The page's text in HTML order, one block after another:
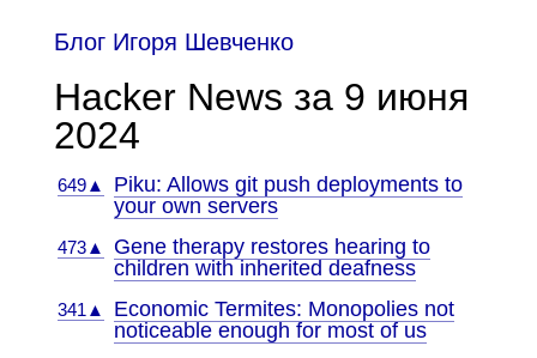
Блог Игоря Шевченко
Hacker News за 9 июня
2024
649▲
Piku: Allows git push deployments to
your own servers
473▲
Gene therapy restores hearing to
children with inherited deafness
341▲
Economic Termites: Monopolies not
noticeable enough for most of us